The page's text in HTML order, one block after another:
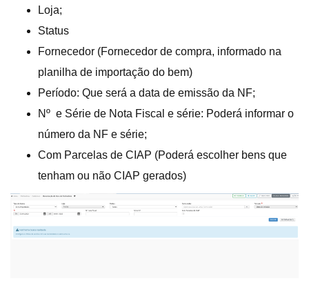
Loja;
Status
Fornecedor (Fornecedor de compra, informado na
planilha de importação do bem)
Período: Que será a data de emissão da NF;
Nº e Série de Nota Fiscal e série: Poderá informar o
número da NF e série;
Com Parcelas de CIAP (Poderá escolher bens que
tenham ou não CIAP gerados)